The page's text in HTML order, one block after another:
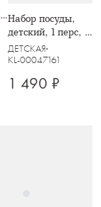
Набор посуды,
детский, 1 перс, 3
пр, фарфор N,
белый, Мишка и
Friendship
ДЕТСКАЯ
KL-00047161
1 490 ₽